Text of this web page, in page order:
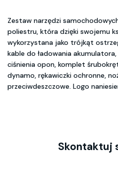
Zestaw narzędzi
poliestru, która dzięki swojemu
wykorzystana jako trójkąt
kable do ładowania
ciśnienia opon, komplet
dynamo, rękawiczki ochronne,
przeciwdeszczowe. Logo
Skontaktuj